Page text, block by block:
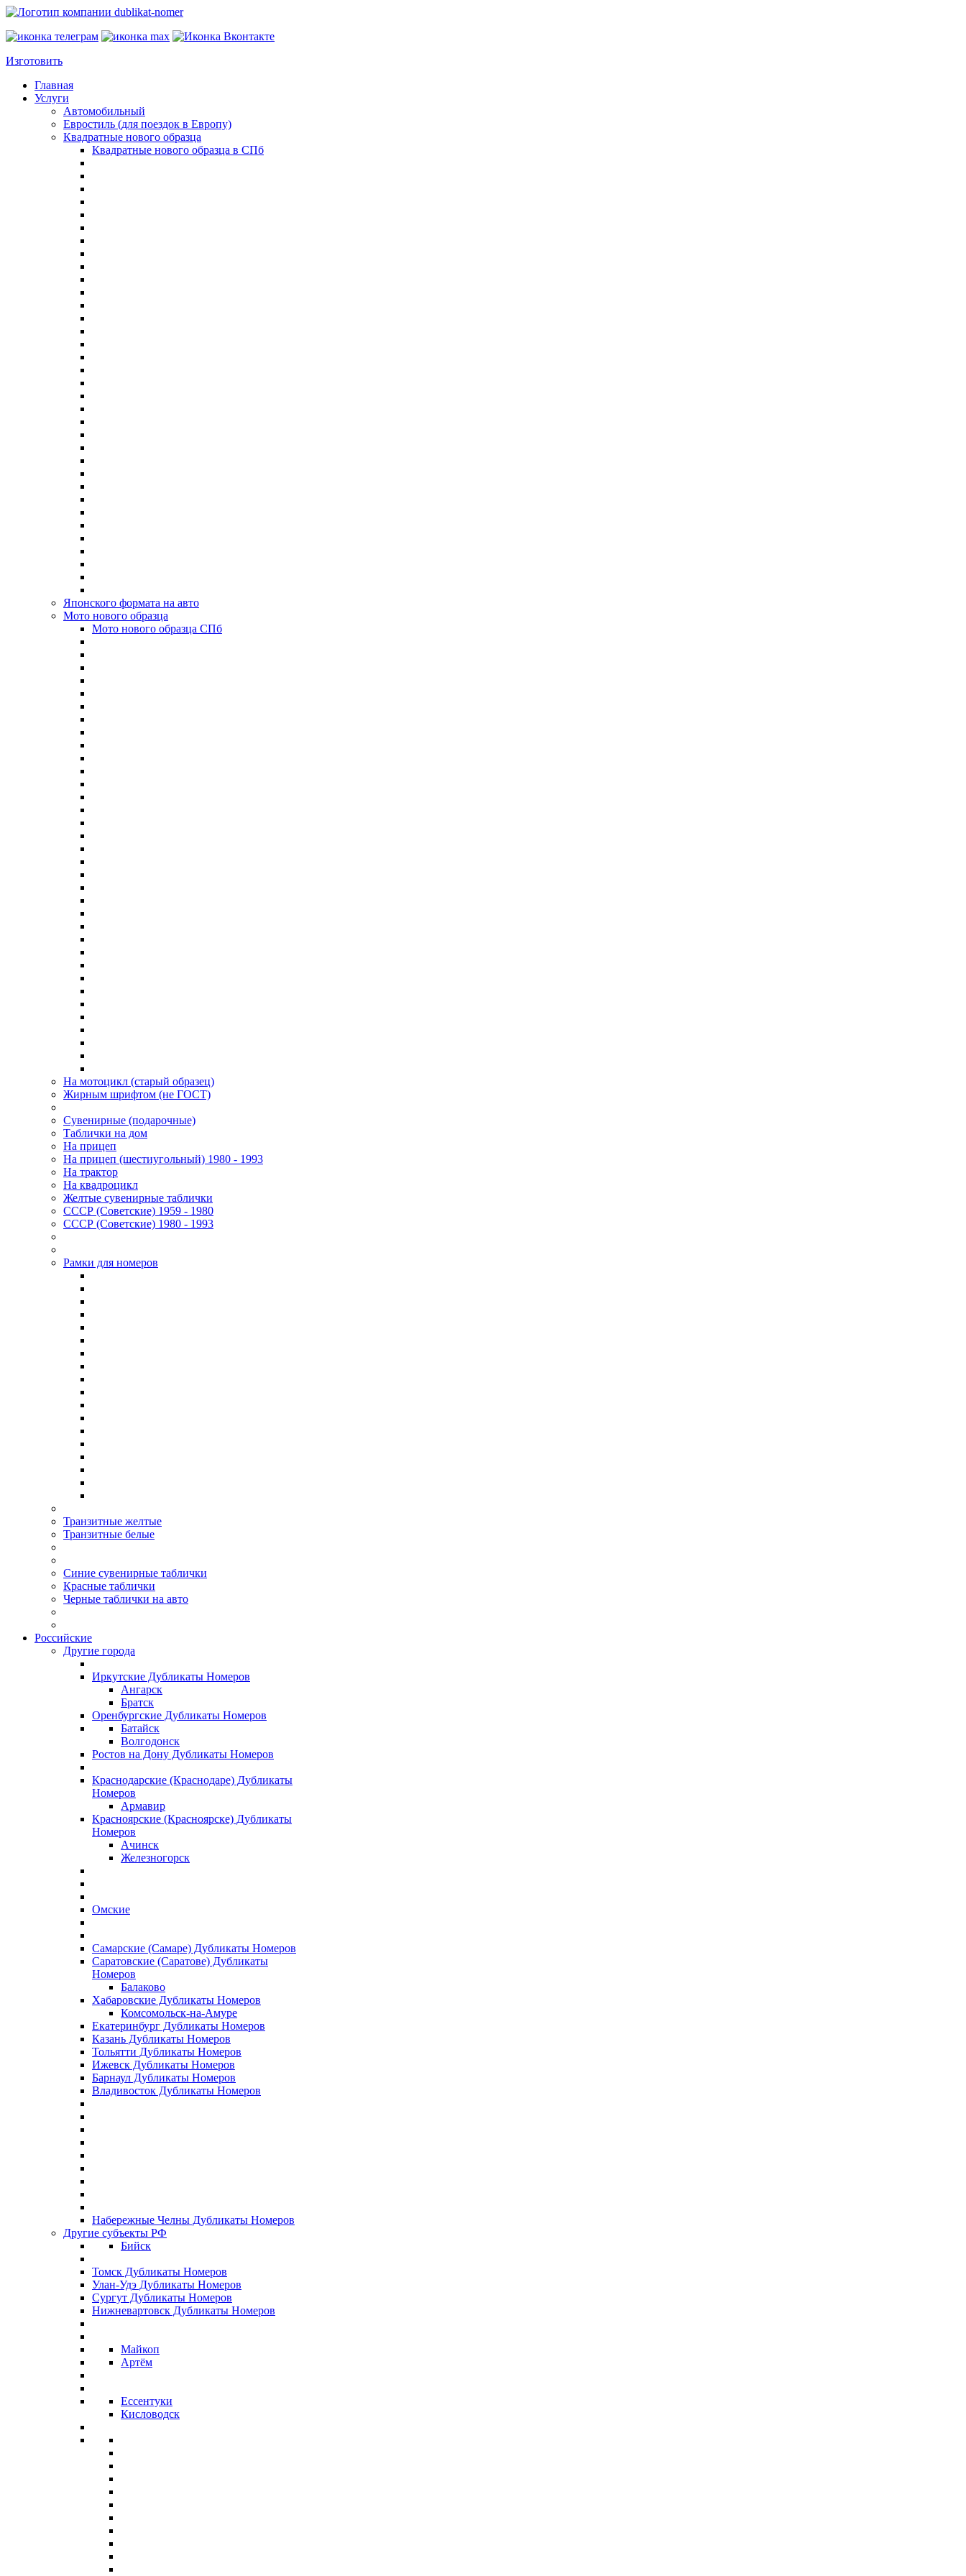
Изготовить
Главная
Услуги
Автомобильный
Евростиль (для поездок в Европу)
Квадратные нового образца
Квадратные нового образца в СПб
Японского формата на авто
Мото нового образца
Мото нового образца СПб
На мотоцикл (старый образец)
Жирным шрифтом (не ГОСТ)
Сувенирные (подарочные)
Таблички на дом
На прицеп
На прицеп (шестиугольный) 1980 - 1993
На трактор
На квадроцикл
Желтые сувенирные таблички
СССР (Советские) 1959 - 1980
СССР (Советские) 1980 - 1993
Рамки для номеров
Транзитные желтые
Транзитные белые
Синие сувенирные таблички
Красные таблички
Черные таблички на авто
Российские
Другие города
Иркутские Дубликаты Номеров
Ангарск
Братск
Оренбургские Дубликаты Номеров
Батайск
Волгодонск
Ростов на Дону Дубликаты Номеров
Краснодарские (Краснодаре) Дубликаты
Номеров
Армавир
Красноярские (Красноярске) Дубликаты
Номеров
Ачинск
Железногорск
Омские
Самарские (Самаре) Дубликаты Номеров
Саратовские (Саратове) Дубликаты
Номеров
Балаково
Хабаровские Дубликаты Номеров
Комсомольск-на-Амуре
Екатеринбург Дубликаты Номеров
Казань Дубликаты Номеров
Тольятти Дубликаты Номеров
Ижевск Дубликаты Номеров
Барнаул Дубликаты Номеров
Владивосток Дубликаты Номеров
Набережные Челны Дубликаты Номеров
Другие субъекты РФ
Бийск
Томск Дубликаты Номеров
Улан-Удэ Дубликаты Номеров
Сургут Дубликаты Номеров
Нижневартовск Дубликаты Номеров
Майкоп
Артём
Ессентуки
Кисловодск